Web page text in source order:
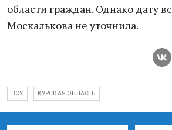
области граждан. Однако дату
Москалькова не уточнила.
ВСУ КУРСКАЯ ОБЛАСТЬ